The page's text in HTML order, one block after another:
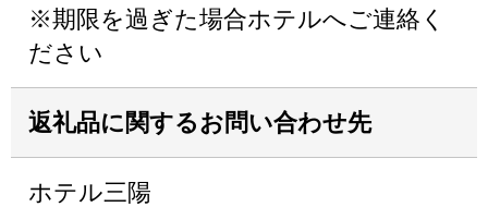
※期限を過ぎた場合ホテルへご連絡く
ださい
返礼品に関するお問い合わせ先
ホテル三陽